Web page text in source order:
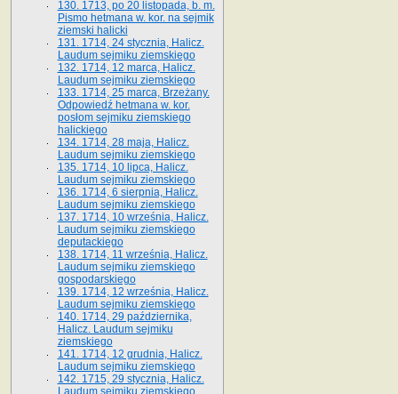
130. 1713, po 20 listopada, b. m.
Pismo hetmana w. kor. na sejmik
ziemski halicki
131. 1714, 24 stycznia, Halicz.
Laudum sejmiku ziemskiego
132. 1714, 12 marca, Halicz.
Laudum sejmiku ziemskiego
133. 1714, 25 marca, Brzeżany.
Odpowiedź hetmana w. kor.
posłom sejmiku ziemskiego
halickiego
134. 1714, 28 maja, Halicz.
Laudum sejmiku ziemskiego
135. 1714, 10 lipca, Halicz.
Laudum sejmiku ziemskiego
136. 1714, 6 sierpnia, Halicz.
Laudum sejmiku ziemskiego
137. 1714, 10 września, Halicz.
Laudum sejmiku ziemskiego
deputackiego
138. 1714, 11 września, Halicz.
Laudum sejmiku ziemskiego
gospodarskiego
139. 1714, 12 września, Halicz.
Laudum sejmiku ziemskiego
140. 1714, 29 października,
Halicz. Laudum sejmiku
ziemskiego
141. 1714, 12 grudnia, Halicz.
Laudum sejmiku ziemskiego
142. 1715, 29 stycznia, Halicz.
Laudum sejmiku ziemskiego